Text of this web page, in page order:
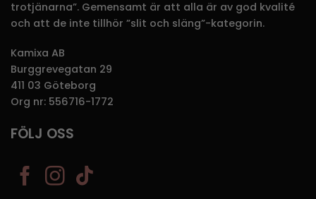
trotjänarna”. Gemensamt är att alla är av god kvalité
och att de inte tillhör ”slit och släng”-kategorin.
Kamixa AB
Burggrevegatan 29
411 03 Göteborg
Org nr: 556716-1772
FÖLJ OSS